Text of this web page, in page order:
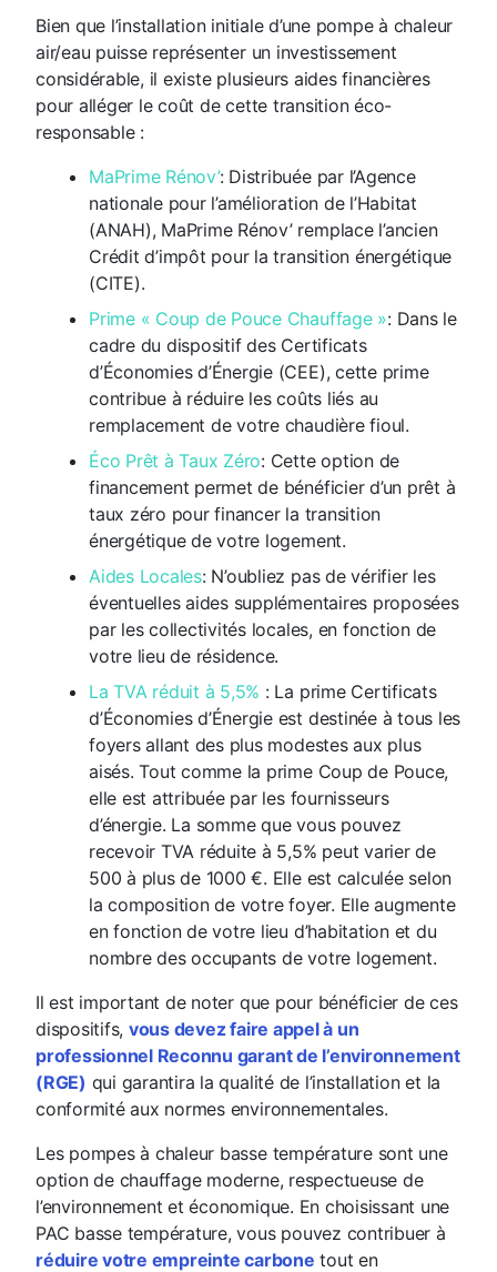
Bien que l’installation initiale d’une pompe à chaleur
air/eau puisse représenter un investissement
considérable, il existe plusieurs aides financières
pour alléger le coût de cette transition éco-
responsable :
MaPrime Rénov’: Distribuée par l’Agence
nationale pour l’amélioration de l’Habitat
(ANAH), MaPrime Rénov’ remplace l’ancien
Crédit d’impôt pour la transition énergétique
(CITE).
Prime « Coup de Pouce Chauffage »: Dans le
cadre du dispositif des Certificats
d’Économies d’Énergie (CEE), cette prime
contribue à réduire les coûts liés au
remplacement de votre chaudière fioul.
Éco Prêt à Taux Zéro: Cette option de
financement permet de bénéficier d’un prêt à
taux zéro pour financer la transition
énergétique de votre logement.
Aides Locales: N’oubliez pas de vérifier les
éventuelles aides supplémentaires proposées
par les collectivités locales, en fonction de
votre lieu de résidence.
La TVA réduit à 5,5% : La prime Certificats
d’Économies d’Énergie est destinée à tous les
foyers allant des plus modestes aux plus
aisés. Tout comme la prime Coup de Pouce,
elle est attribuée par les fournisseurs
d’énergie. La somme que vous pouvez
recevoir TVA réduite à 5,5% peut varier de
500 à plus de 1000 €. Elle est calculée selon
la composition de votre foyer. Elle augmente
en fonction de votre lieu d’habitation et du
nombre des occupants de votre logement.
Il est important de noter que pour bénéficier de ces
dispositifs, vous devez faire appel à un
professionnel Reconnu garant de l’environnement
(RGE) qui garantira la qualité de l’installation et la
conformité aux normes environnementales.
Les pompes à chaleur basse température sont une
option de chauffage moderne, respectueuse de
l’environnement et économique. En choisissant une
PAC basse température, vous pouvez contribuer à
réduire votre empreinte carbone tout en